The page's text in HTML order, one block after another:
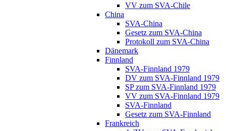
VV zum SVA-Chile
China
SVA-China
Gesetz zum SVA-China
Protokoll zum SVA-China
Dänemark
Finnland
SVA-Finnland 1979
DV zum SVA-Finnland 1979
SP zum SVA-Finnland 1979
VV zum SVA-Finnland 1979
SVA-Finnland
Gesetz zum SVA-Finnland
Frankreich